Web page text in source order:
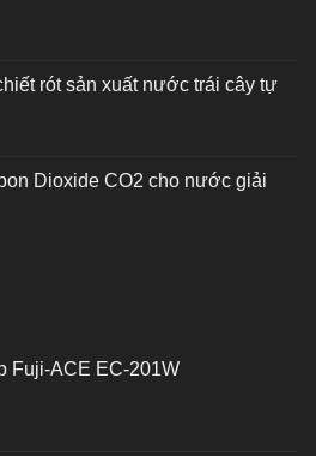
rót sản xuất nước trái cây tự
Dioxide CO2 cho nước giải
Fuji-ACE EC-201W